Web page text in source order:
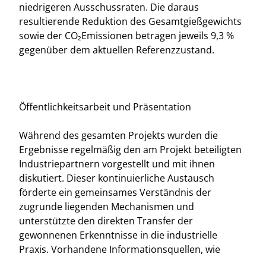
niedrigeren Ausschussraten. Die daraus
resultierende Reduktion des Gesamtgießgewichts
sowie der CO₂Emissionen betragen jeweils 9,3 %
gegenüber dem aktuellen Referenzzustand.
Öffentlichkeitsarbeit und Präsentation
Während des gesamten Projekts wurden die
Ergebnisse regelmäßig den am Projekt beteiligten
Industriepartnern vorgestellt und mit ihnen
diskutiert. Dieser kontinuierliche Austausch
förderte ein gemeinsames Verständnis der
zugrunde liegenden Mechanismen und
unterstützte den direkten Transfer der
gewonnenen Erkenntnisse in die industrielle
Praxis. Vorhandene Informationsquellen, wie